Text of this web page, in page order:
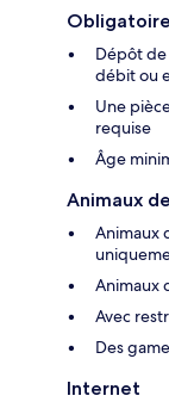
Dépôt
débit ou
Une
requise
Âge
Animaux
Animaux
Animaux
Avec
Des
Internet